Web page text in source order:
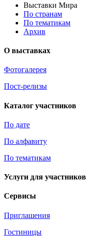
Выставки Мира
По странам
По тематикам
Архив
О выставках
Фотогалерея
Пост-релизы
Каталог участников
По дате
По алфавиту
По тематикам
Услуги для участников
Сервисы
Приглашения
Гостиницы